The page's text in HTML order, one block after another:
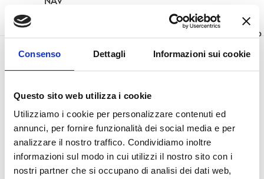
Consenso Dettagli Informazioni sui cookie
Questo sito web utilizza i cookie
Utilizziamo i cookie per personalizzare contenuti ed
annunci, per fornire funzionalità dei social media e per
analizzare il nostro traffico. Condividiamo inoltre
informazioni sul modo in cui utilizzi il nostro sito con i
nostri partner che si occupano di analisi dei dati web,
Family Run
Nessun risultato trovato.
Cookies policy|Privacy policy|Disclaimer